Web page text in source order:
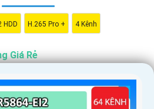
HDD H.265 Pro + 4 Kênh
Giá Rẻ